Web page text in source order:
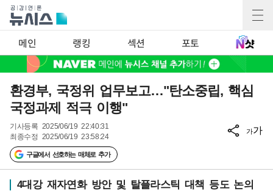
메인 랭킹 섹션 포토
환경부, 국정위 업무보고…"탄소중립, 핵심
국정과제 적극 이행"
기사등록 2025/06/19 22:40:31
최종수정 2025/06/19 23:58:24
구글에서 선호하는 매체로 추가
가가
4대강 재자연화 방안 및 탈플라스틱 대책 등도 논의